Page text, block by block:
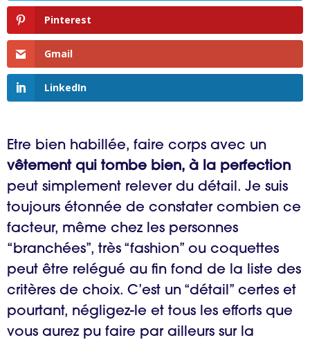
Pinterest
Gmail
LinkedIn
Etre bien habillée, faire corps avec un
vêtement qui tombe bien, à la perfection
peut simplement relever du détail. Je suis
toujours étonnée de constater combien ce
facteur, même chez les personnes
“branchées”, très “fashion” ou coquettes
peut être relégué au fin fond de la liste des
critères de choix. C’est un “détail” certes et
pourtant, négligez-le et tous les efforts que
vous aurez pu faire par ailleurs sur la